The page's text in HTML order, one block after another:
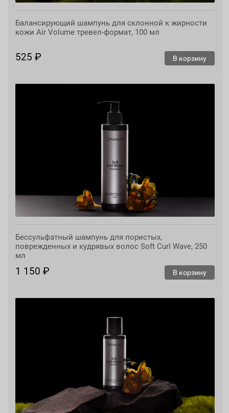
Балансирующий шампунь для склонной к жирности
кожи Air Volume тревел-формат, 100 мл
525 ₽ В корзину
Бессульфатный шампунь для пористых,
поврежденных и кудрявых волос Soft Curl Wave, 250
мл
1 150 ₽ В корзину